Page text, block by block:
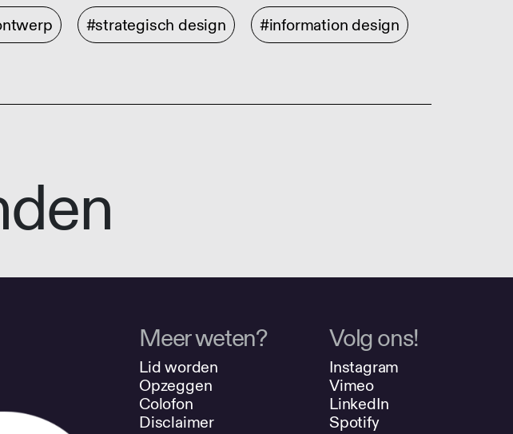
#strategisch design #information design
Meer weten?
Lid worden
Opzeggen
Colofon
Disclaimer
Volg ons!
Instagram
Vimeo
LinkedIn
Spotify